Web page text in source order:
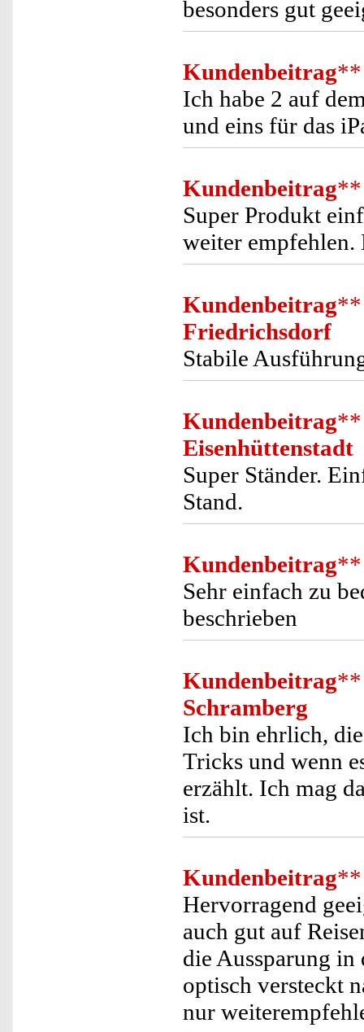
besonders gut
Kundenbeitrag**
Ich habe 2 auf
und eins für das
Kundenbeitrag**
Super Produkt
weiter empfehlen.
Kundenbeitrag**
Friedrichsdorf
Stabile
Kundenbeitrag**
Eisenhüttenstadt
Super Ständer.
Stand.
Kundenbeitrag**
Sehr einfach zu
beschrieben
Kundenbeitrag**
Schramberg
Ich bin ehrlich,
Tricks und wenn
erzählt. Ich mag
ist.
Kundenbeitrag**
Hervorragend
auch gut auf
die Aussparung in
optisch versteckt
nur